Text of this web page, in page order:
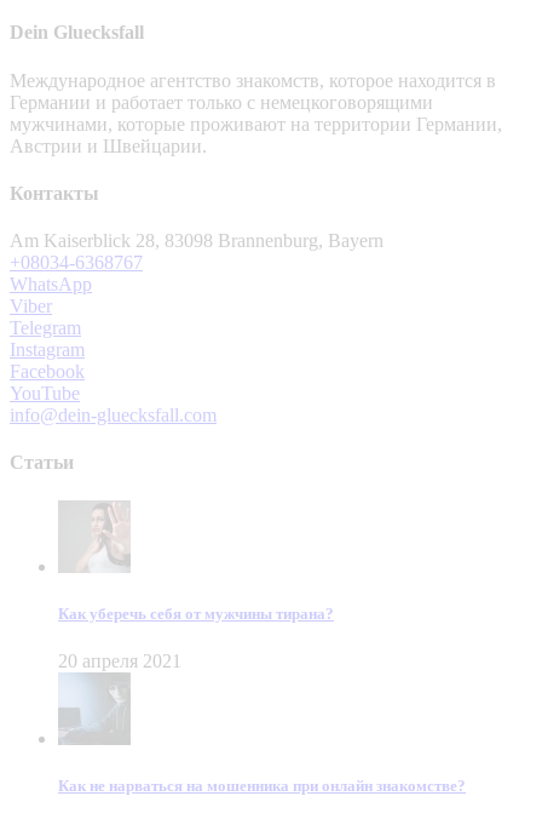
Dein Gluecksfall
Международное агентство знакомств, которое находится в
Германии и работает только с немецкоговорящими
мужчинами, которые проживают на территории Германии,
Австрии и Швейцарии.
Контакты
Am Kaiserblick 28, 83098 Brannenburg, Bayern
+08034-6368767
WhatsApp
Viber
Telegram
Instagram
Facebook
YouTube
info@dein-gluecksfall.com
Статьи
Как уберечь себя от мужчины тирана?
20 апреля 2021
Как не нарваться на мошенника при онлайн знакомстве?